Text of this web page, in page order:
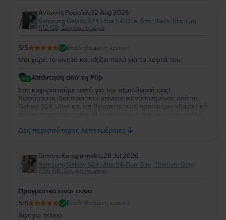
Aντωνής Ροφαϊελ,02 Aug 2026
Samsung Galaxy S24 Ultra 5G Dual Sim, Black Titanium,
512 GB, Σαν καινούργιο
5/5 Επαληθευμένη κριτική
Μια χαρά το κινητό και αξίζει πολύ για τα λεφτά του
Απάντηση από τη Flip
Σας ευχαριστούμε πολύ για την αξιολόγησή σας!
Χαιρόμαστε ιδιαίτερα που μείνατε ικανοποιημένος από το
Galaxy S24 Ultra και ότι θεωρείτε πως προσφέρει εξαιρετική
σας εξυπηρετήσουμε ξανά στο μέλλον!
Δες περισσότερες λεπτομέρειες
Dimitris Karagiannakis,29 Jul 2026
Samsung Galaxy S24 Ultra 5G Dual Sim, Titanium Grey,
256 GB, Σαν καινούργιο
Πραγματικα ειναι τελιο
5/5 Επαληθευμένη κριτική
Αψογω τελειο